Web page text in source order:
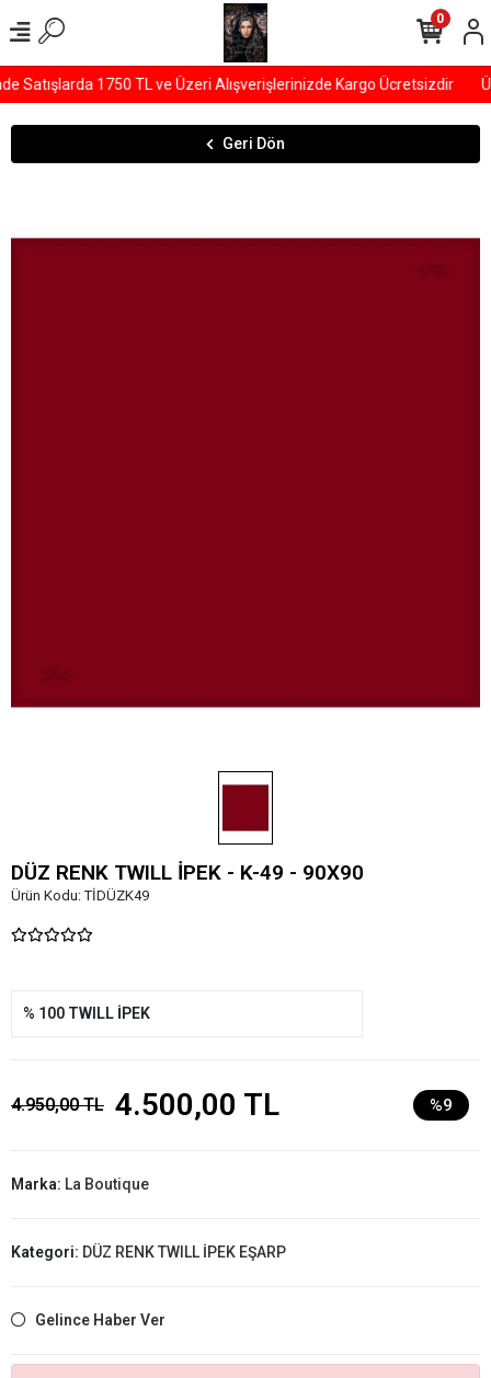
Satışlarda 1750 TL ve Üzeri Alışverişlerinizde Kargo Ücretsizdir
0
Geri Dön
DÜZ RENK TWILL İPEK - K-49 - 90X90
Ürün Kodu:TİDÜZK49
% 100 TWILL İPEK
4.950,00 TL 4.500,00 TL %9
Marka: La Boutique
Kategori: DÜZ RENK TWILL İPEK EŞARP
Gelince Haber Ver